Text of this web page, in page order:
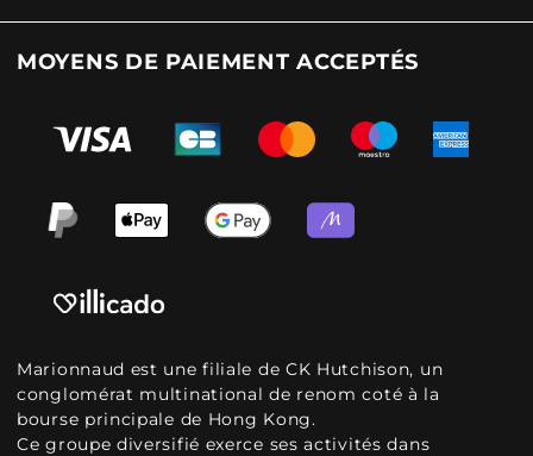
MOYENS DE PAIEMENT ACCEPTÉS
Marionnaud est une filiale de CK Hutchison, un
conglomérat multinational de renom coté à la
bourse principale de Hong Kong.
Ce groupe diversifié exerce ses activités dans